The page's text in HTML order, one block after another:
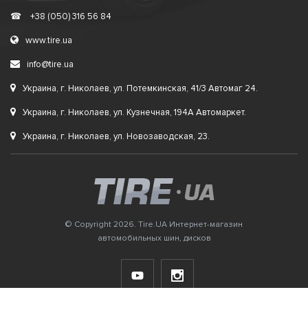
☎ +38 (050) 316 56 84
www.tire.ua
info@tire.ua
Украина, г. Николаев, ул. Потемкинская, 41/3 Автомаг 24.
Украина, г. Николаев, ул. Кузнечная, 194А Автомаркет.
Украина, г. Николаев, ул. Новозаводская, 23.
© Copyright 2026. Tire.UA Интернет-магазин
автомобильных шин, дисков